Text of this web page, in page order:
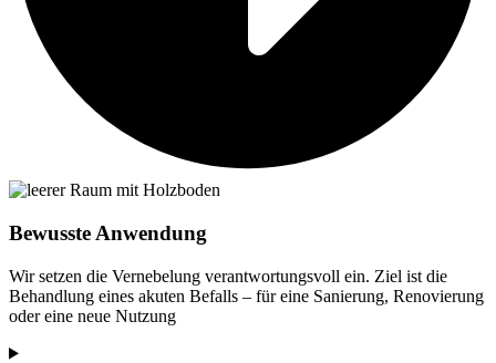
Bewusste Anwendung
Wir setzen die Vernebelung verantwortungsvoll ein. Ziel ist die
Behandlung eines akuten Befalls – für eine Sanierung, Renovierung
oder eine neue Nutzung